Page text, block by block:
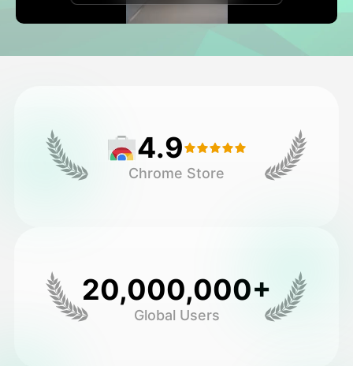
Video ya Avatar
▼
Vifaa Vingine 4.9
Chrome Store
20,000,000+
Global Users